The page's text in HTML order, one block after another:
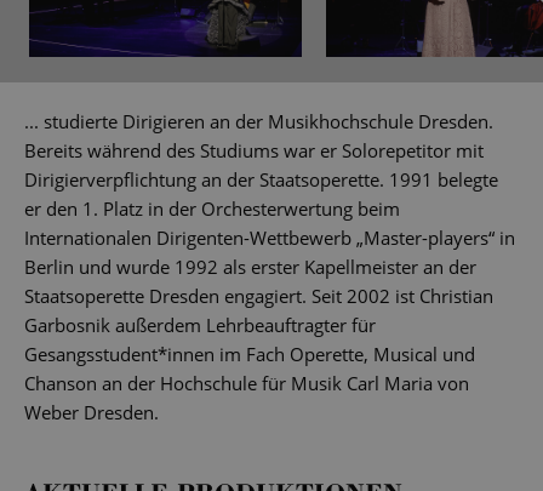
... studierte Dirigieren an der Musikhochschule Dresden.
Bereits während des Studiums war er Solorepetitor mit
Dirigierverpflichtung an der Staatsoperette. 1991 belegte
er den 1. Platz in der Orchesterwertung beim
Internationalen Dirigenten-Wettbewerb „Master-players“ in
Berlin und wurde 1992 als erster Kapellmeister an der
Staatsoperette Dresden engagiert. Seit 2002 ist Christian
Garbosnik außerdem Lehrbeauftragter für
Gesangsstudent*innen im Fach Operette, Musical und
Chanson an der Hochschule für Musik Carl Maria von
Weber Dresden.